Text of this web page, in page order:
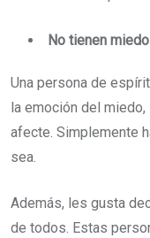
No tienen miedo
Una persona de
la emoción del
afecte. Simplemente
sea.
Además, les gusta
de todos. Estas